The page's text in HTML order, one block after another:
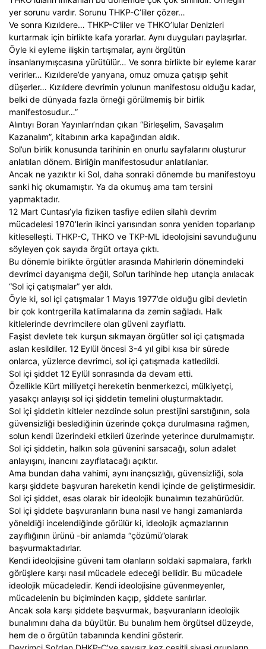
yer sorunu vardır. Sorunu THKP-C’liler çözer…
Ve sonra Kızıldere… THKP-C’liler ve THKO’lular Denizleri
kurtarmak için birlikte kafa yorarlar. Aynı duyguları paylaşırlar.
Öyle ki eyleme ilişkin tartışmalar, aynı örgütün
insanlarıymışcasına yürütülür… Ve sonra birlikte bir eyleme karar
verirler… Kızıldere’de yanyana, omuz omuza çatışıp şehit
düşerler… Kızıldere devrimin yolunun manifestosu olduğu kadar,
belki de dünyada fazla örneği görülmemiş bir birlik
manifestosudur…”
Alıntıyı Boran Yayınları’ndan çıkan “Birleşelim, Savaşalım
Kazanalım”, kitabının arka kapağından aldık.
Sol’un birlik konusunda tarihinin en onurlu sayfalarını oluşturur
anlatılan dönem. Birliğin manifestosudur anlatılanlar.
Ancak ne yazıktır ki Sol, daha sonraki dönemde bu manifestoyu
sanki hiç okumamıştır. Ya da okumuş ama tam tersini
yapmaktadır.
12 Mart Cuntası’yla fiziken tasfiye edilen silahlı devrim
mücadelesi 1970’lerin ikinci yarısından sonra yeniden toparlanıp
kitleselleşti. THKP-C, THKO ve TKP-ML ideolojisini savunduğunu
söyleyen çok sayıda örgüt ortaya çıktı.
Bu dönemle birlikte örgütler arasında Mahirlerin dönemindeki
devrimci dayanışma değil, Sol’un tarihinde hep utançla anılacak
“Sol içi çatışmalar” yer aldı.
Öyle ki, sol içi çatışmalar 1 Mayıs 1977’de olduğu gibi devletin
bir çok kontrgerilla katlimalarına da zemin sağladı. Halk
kitlelerinde devrimcilere olan güveni zayıflattı.
Faşist devlete tek kurşun sıkmayan örgütler sol içi çatışmada
aslan kesildiler. 12 Eylül öncesi 3-4 yıl gibi kısa bir sürede
onlarca, yüzlerce devrimci, sol içi çatışmada katledildi.
Sol içi şiddet 12 Eylül sonrasında da devam etti.
Özellikle Kürt milliyetçi hereketin benmerkezci, mülkiyetçi,
yasakçı anlayışı sol içi şiddetin temelini oluşturmaktadır.
Sol içi şiddetin kitleler nezdinde solun prestijini sarstığının, sola
güvensizliği beslediğinin üzerinde çokça durulmasına rağmen,
solun kendi üzerindeki etkileri üzerinde yeterince durulmamıştır.
Sol içi şiddetin, halkın sola güvenini sarsacağı, solun adalet
anlayışını, inancını zayıflatacağı açıktır.
Ama bundan daha vahimi, aynı inançsızlığı, güvensizliği, sola
karşı şiddete başvuran hareketin kendi içinde de geliştirmesidir.
Sol içi şiddet, esas olarak bir ideolojik bunalımın tezahürüdür.
Sol içi şiddete başvuranların buna nasıl ve hangi zamanlarda
yöneldiği incelendiğinde görülür ki, ideolojik açmazlarının
zayıflığının ürünü -bir anlamda “çözümü”olarak
başvurmaktadırlar.
Kendi ideolojisine güveni tam olanların soldaki sapmalara, farklı
görüşlere karşı nasıl mücadele edeceği bellidir. Bu mücadele
ideolojik mücadeledir. Kendi ideolojisine güvenmeyenler,
mücadelenin bu biçiminden kaçıp, şiddete sarılırlar.
Ancak sola karşı şiddete başvurmak, başvuranların ideolojik
bunalımını daha da büyütür. Bu bunalım hem örgütsel düzeyde,
hem de o örgütün tabanında kendini gösterir.